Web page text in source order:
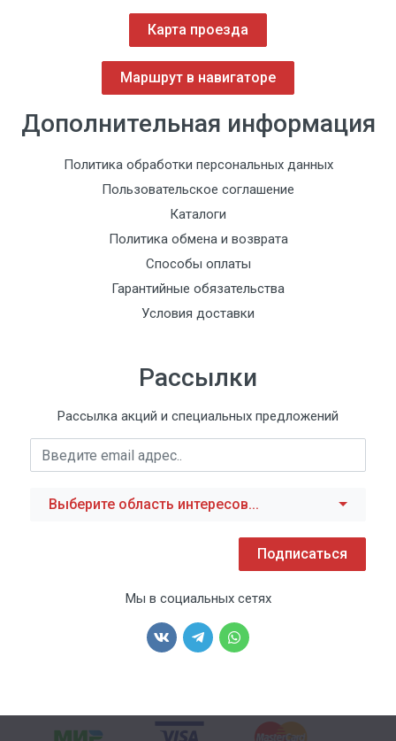
Карта проезда
Маршрут в навигаторе
Дополнительная информация
Политика обработки персональных данных
Пользовательское соглашение
Каталоги
Политика обмена и возврата
Способы оплаты
Гарантийные обязательства
Условия доставки
Рассылки
Рассылка акций и специальных предложений
Выберите область интересов...
Подписаться
Мы в социальных сетях